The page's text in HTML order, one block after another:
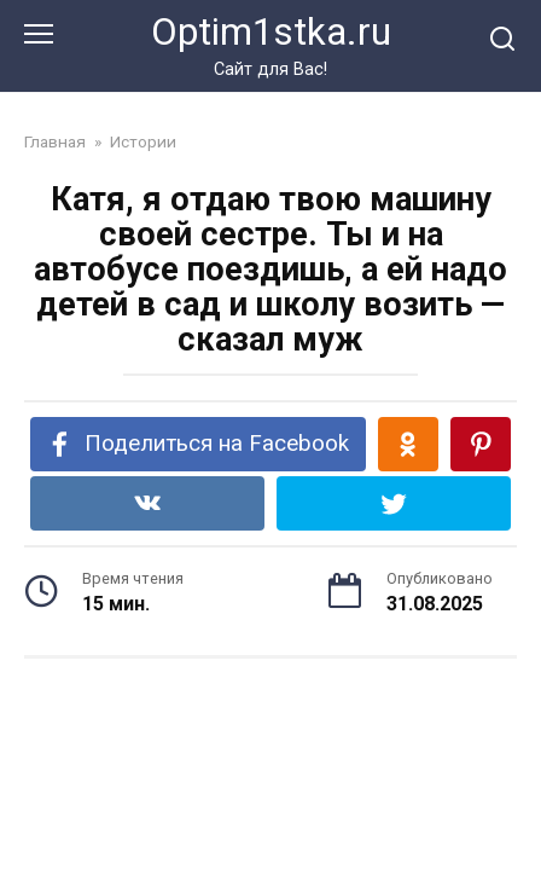
Optim1stka.ru
Сайт для Вас!
Главная » Истории
Катя, я отдаю твою машину
своей сестре. Ты и на
автобусе поездишь, а ей надо
детей в сад и школу возить —
сказал муж
Поделиться на Facebook
Время чтения
15 мин.
Опубликовано
31.08.2025